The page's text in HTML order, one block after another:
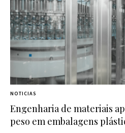
NOTICIAS
Engenharia de materiais
peso em embalagens